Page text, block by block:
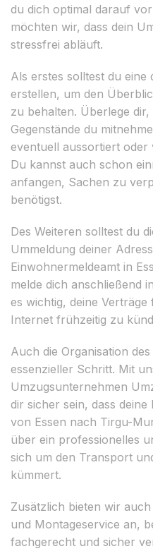
du dich optimal darauf
möchten wir, dass dein
stressfrei abläuft.
Als erstes solltest du eine
erstellen, um den
zu behalten. Überlege
Gegenstände du
eventuell aussortiert
Du kannst auch schon
anfangen, Sachen zu
benötigst.
Des Weiteren solltest du
Ummeldung deiner
Einwohnermeldeamt in
melde dich anschließend
es wichtig, deine
Internet frühzeitig zu
Auch die Organisation
essenzieller Schritt. Mit
Umzugsunternehmen
dir sicher sein, dass
von Essen nach Tirgu-
über ein professionelles
sich um den Transport
kümmert.
Zusätzlich bieten wir
und Montageservice an,
fachgerecht und sicher